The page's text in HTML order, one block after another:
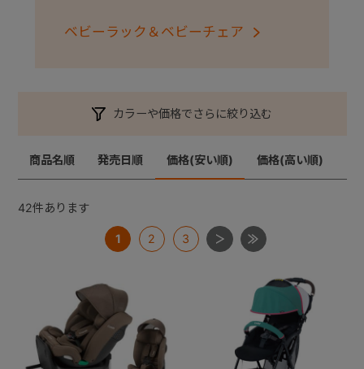
ベビーラック＆ベビーチェア
カラーや価格でさらに絞り込む
商品名順 発売日順 価格(安い順) 価格(高い順)
42件あります
1 2 3